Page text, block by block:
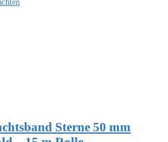
Sterne 50 mm